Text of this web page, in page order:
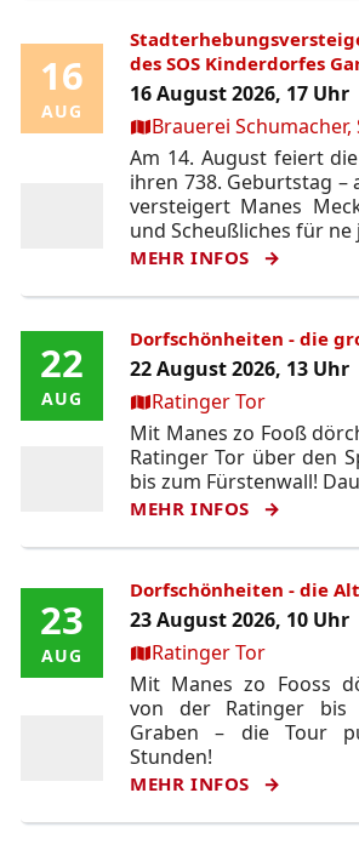
16
AUG
16
AUG
des SOS Kinderdorfes
16 August 2026, 17 Uhr
Ort:Brauerei
Am 14. August feiert
ihren 738. Geburtstag –
versteigert Manes
und Scheußliches für ne
MEHR INFOS
22
AUG
22
AUG
Dorfschönheiten - die
22 August 2026, 13 Uhr
Ort:Ratinger Tor
Mit Manes zo Fooß
Ratinger Tor über den
bis zum Fürstenwall!
MEHR INFOS
23
AUG
23
AUG
Dorfschönheiten - die
23 August 2026, 10 Uhr
Ort:Ratinger Tor
Mit Manes zo Fooss
von der Ratinger bis
Graben – die Tour
Stunden!
MEHR INFOS